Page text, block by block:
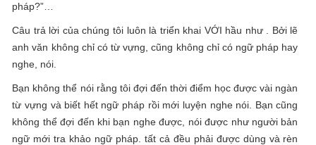
pháp?”…
Câu trả lời của chúng tôi luôn là triển khai VỚI hầu như . Bởi lẽ
anh văn không chỉ có từ vựng, cũng không chỉ có ngữ pháp hay
nghe, nói.
Bạn không thể nói rằng tôi đợi đến thời điểm học được vài ngàn
từ vựng và biết hết ngữ pháp rồi mới luyện nghe nói. Bạn cũng
không thể đợi đến khi bạn nghe được, nói được như người bản
ngữ mới tra khảo ngữ pháp. tất cả đều phải được dùng và rèn